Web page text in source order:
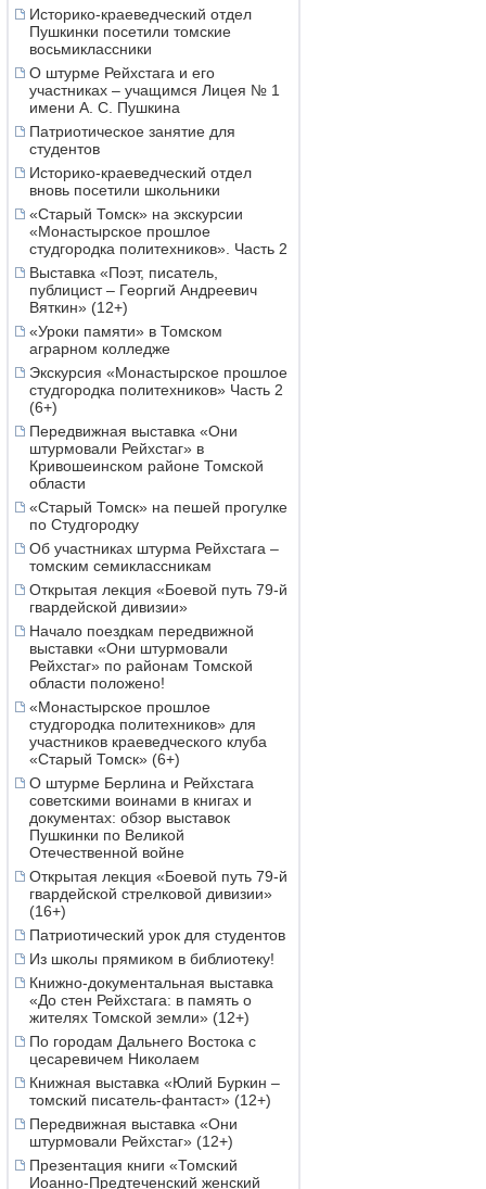
Историко-краеведческий отдел
Пушкинки посетили томские
восьмиклассники
О штурме Рейхстага и его
участниках – учащимся Лицея № 1
имени А. С. Пушкина
Патриотическое занятие для
студентов
Историко-краеведческий отдел
вновь посетили школьники
«Старый Томск» на экскурсии
«Монастырское прошлое
студгородка политехников». Часть 2
Выставка «Поэт, писатель,
публицист – Георгий Андреевич
Вяткин» (12+)
«Уроки памяти» в Томском
аграрном колледже
Экскурсия «Монастырское прошлое
студгородка политехников» Часть 2
(6+)
Передвижная выставка «Они
штурмовали Рейхстаг» в
Кривошеинском районе Томской
области
«Старый Томск» на пешей прогулке
по Студгородку
Об участниках штурма Рейхстага –
томским семиклассникам
Открытая лекция «Боевой путь 79-й
гвардейской дивизии»
Начало поездкам передвижной
выставки «Они штурмовали
Рейхстаг» по районам Томской
области положено!
«Монастырское прошлое
студгородка политехников» для
участников краеведческого клуба
«Старый Томск» (6+)
О штурме Берлина и Рейхстага
советскими воинами в книгах и
документах: обзор выставок
Пушкинки по Великой
Отечественной войне
Открытая лекция «Боевой путь 79-й
гвардейской стрелковой дивизии»
(16+)
Патриотический урок для студентов
Из школы прямиком в библиотеку!
Книжно-документальная выставка
«До стен Рейхстага: в память о
жителях Томской земли» (12+)
По городам Дальнего Востока с
цесаревичем Николаем
Книжная выставка «Юлий Буркин –
томский писатель-фантаст» (12+)
Передвижная выставка «Они
штурмовали Рейхстаг» (12+)
Презентация книги «Томский
Иоанно-Предтеченский женский